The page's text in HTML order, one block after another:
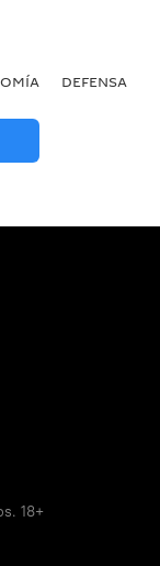
DEFENSA
18+